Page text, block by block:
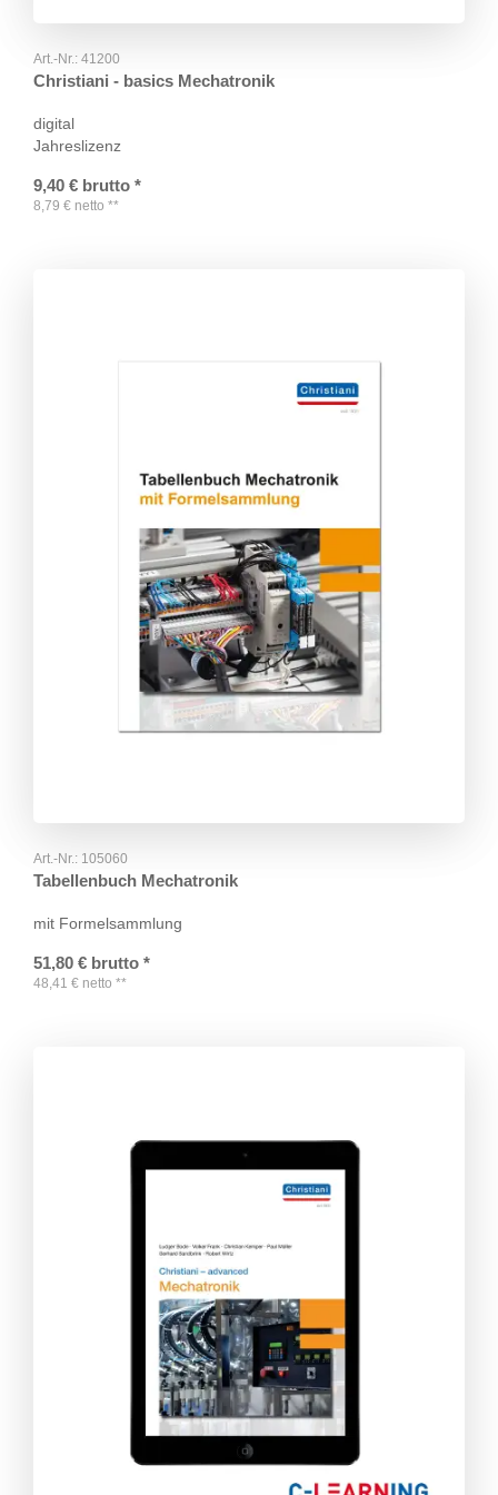
Art.-Nr.: 41200
Christiani - basics Mechatronik
digital
Jahreslizenz
9,40 € brutto *
8,79 € netto **
Art.-Nr.: 105060
Tabellenbuch Mechatronik
mit Formelsammlung
51,80 € brutto *
48,41 € netto **